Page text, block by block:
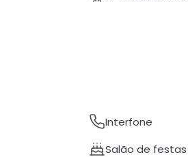
Interfone
Salão de festas